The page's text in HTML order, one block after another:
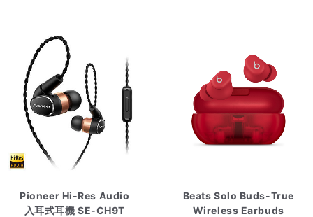
Pioneer Hi-Res Audio
入耳式耳機 SE-CH9T
Beats Solo Buds-True
Wireless Earbuds